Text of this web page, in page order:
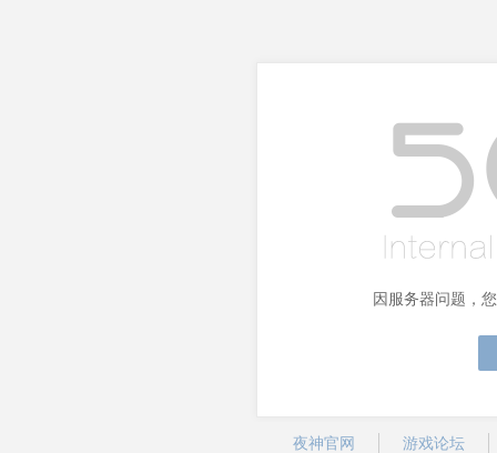
因服务器问题，
夜神官网 游戏论坛